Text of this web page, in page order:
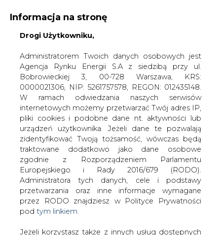
KONTAKT:
WYDAWCA PORTALU:
WYSOKI KONTRAST A A
ZALOGUJ SIĘ
WŁĄCZ CIRE.TV
Informacja na stronę
Drogi Użytkowniku,
Administratorem Twoich danych osobowych jest
Agencja Rynku Energii S.A z siedzibą przy ul.
Bobrowieckiej 3, 00-728 Warszawa, KRS:
0000021306, NIP: 5261757578, REGON: 012435148.
W ramach odwiedzania naszych serwisów
internetowych możemy przetwarzać Twój adres IP,
pliki cookies i podobne dane nt. aktywności lub
urządzeń użytkownika. Jeżeli dane te pozwalają
zidentyfikować Twoją tożsamość, wówczas będą
traktowane dodatkowo jako dane osobowe
zgodnie z Rozporządzeniem Parlamentu
Europejskiego i Rady 2016/679 (RODO).
Administratora tych danych, cele i podstawy
przetwarzania oraz inne informacje wymagane
przez RODO znajdziesz w Polityce Prywatności
pod tym linkiem.
Jeżeli korzystasz także z innych usług dostępnych